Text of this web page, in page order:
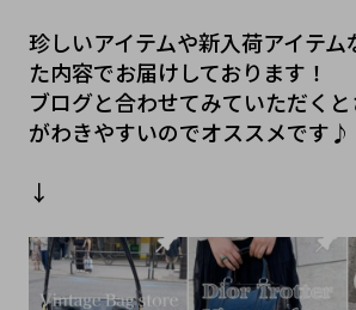
珍しいアイテムや新入荷アイテム
た内容でお届けしております！
ブログと合わせてみていただく
がわきやすいのでオススメです♪
↓